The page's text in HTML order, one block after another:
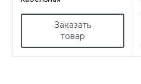
красный, маркер черный
Заказать
товар